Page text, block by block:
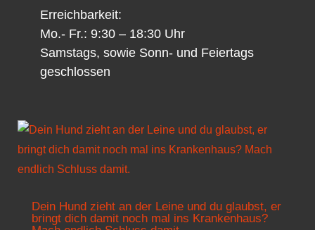
Erreichbarkeit:
Mo.- Fr.: 9:30 – 18:30 Uhr
Samstags, sowie Sonn- und Feiertags
geschlossen
Dein Hund zieht an der Leine und du glaubst, er
bringt dich damit noch mal ins Krankenhaus?